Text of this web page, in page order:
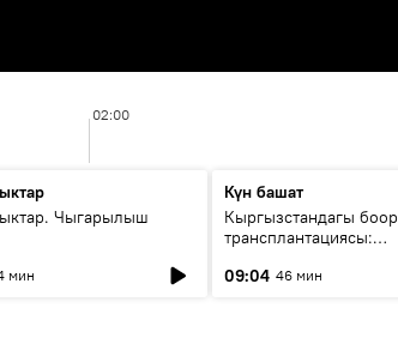
02:00
Чыгарылыш
мин
Күн башат
Кыргызстандагы боор
трансплантациясы:
келечеги
09:04 46 мин